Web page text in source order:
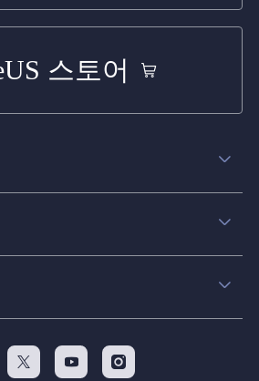
스토어
복구 팁
구 팁
팁
  